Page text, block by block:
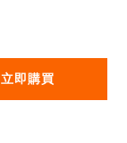
立即購買